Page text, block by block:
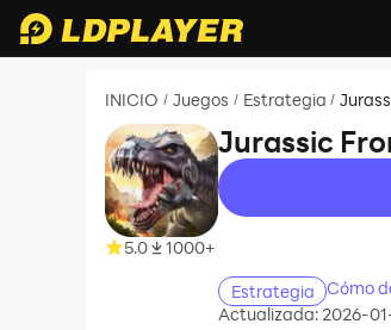
INICIO / Juegos / Estrategia /
5.0 1000+
Jurassic
recommend
Estrategia
Cómo
Actualizada: 2026-